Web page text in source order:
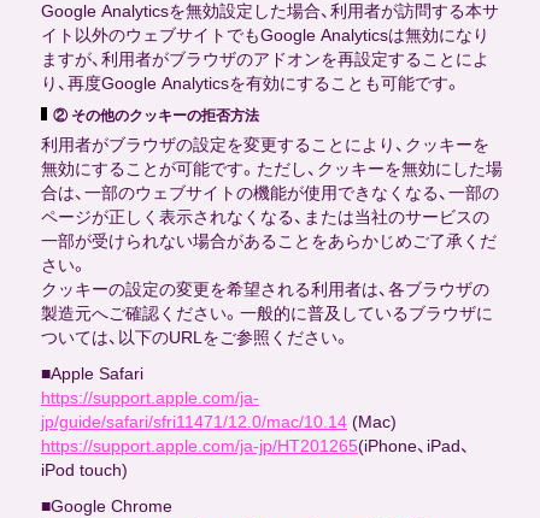
Google Analyticsを無効設定した場合、利用者が訪問する本サ
イト以外のウェブサイトでもGoogle Analyticsは無効になり
ますが、利用者がブラウザのアドオンを再設定することによ
り、再度Google Analyticsを有効にすることも可能です。
② その他のクッキーの拒否方法
利用者がブラウザの設定を変更することにより、クッキーを
無効にすることが可能です。ただし、クッキーを無効にした場
合は、一部のウェブサイトの機能が使用できなくなる、一部の
ページが正しく表示されなくなる、または当社のサービスの
一部が受けられない場合があることをあらかじめご了承くだ
さい。
クッキーの設定の変更を希望される利用者は、各ブラウザの
製造元へご確認ください。一般的に普及しているブラウザに
ついては、以下のURLをご参照ください。
■Apple Safari
https://support.apple.com/ja-
jp/guide/safari/sfri11471/12.0/mac/10.14 (Mac)
https://support.apple.com/ja-jp/HT201265(iPhone、iPad、
iPod touch)
■Google Chrome